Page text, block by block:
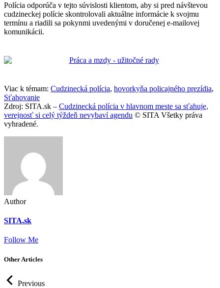
Polícia odporúča v tejto súvislosti klientom, aby si pred návštevou
cudzineckej polície skontrolovali aktuálne informácie k svojmu
termínu a riadili sa pokynmi uvedenými v doručenej e-mailovej
komunikácii.
Viac k témam: Cudzinecká polícia, hovorkyňa policajného prezídia,
Sťahovanie
Zdroj: SITA.sk – Cudzinecká polícia v hlavnom meste sa sťahuje,
verejnosť si celý týždeň nevybaví agendu © SITA Všetky práva
vyhradené.
Author
SITA.sk
Follow Me
Other Articles
Previous